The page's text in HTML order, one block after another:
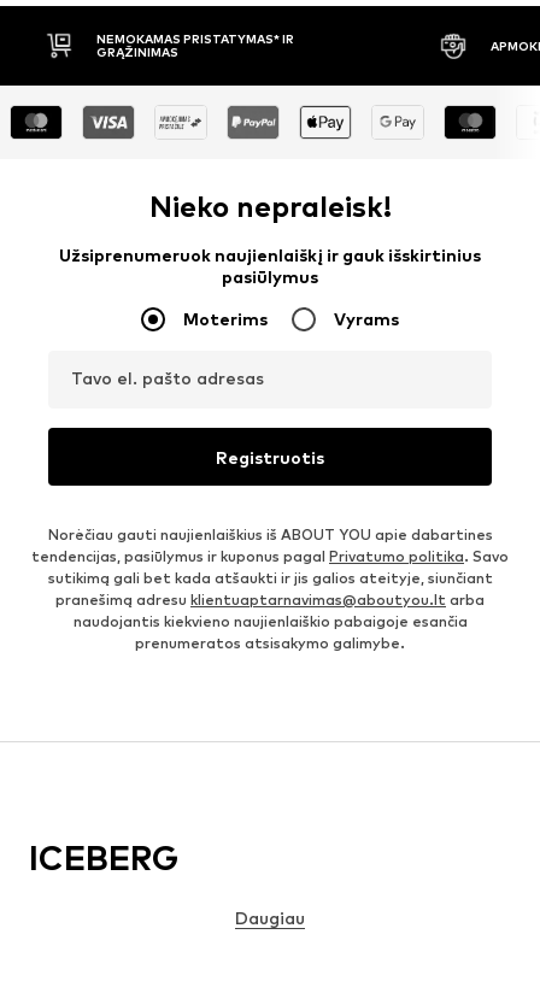
NEMOKAMAS PRISTATYMAS* IR
GRĄŽINIMAS
Nieko nepraleisk!
Užsiprenumeruok naujienlaiškį ir gauk išskirtinius
pasiūlymus
Moterims Vyrams
Tavo el. pašto adresas
Registruotis
Norėčiau gauti naujienlaiškius iš ABOUT YOU apie dabartines
tendencijas, pasiūlymus ir kuponus pagal Privatumo politika. Savo
sutikimą gali bet kada atšaukti ir jis galios ateityje, siunčiant
pranešimą adresu klientuaptarnavimas@aboutyou.lt arba
naudojantis kiekvieno naujienlaiškio pabaigoje esančia
prenumeratos atsisakymo galimybe.
ICEBERG
Daugiau